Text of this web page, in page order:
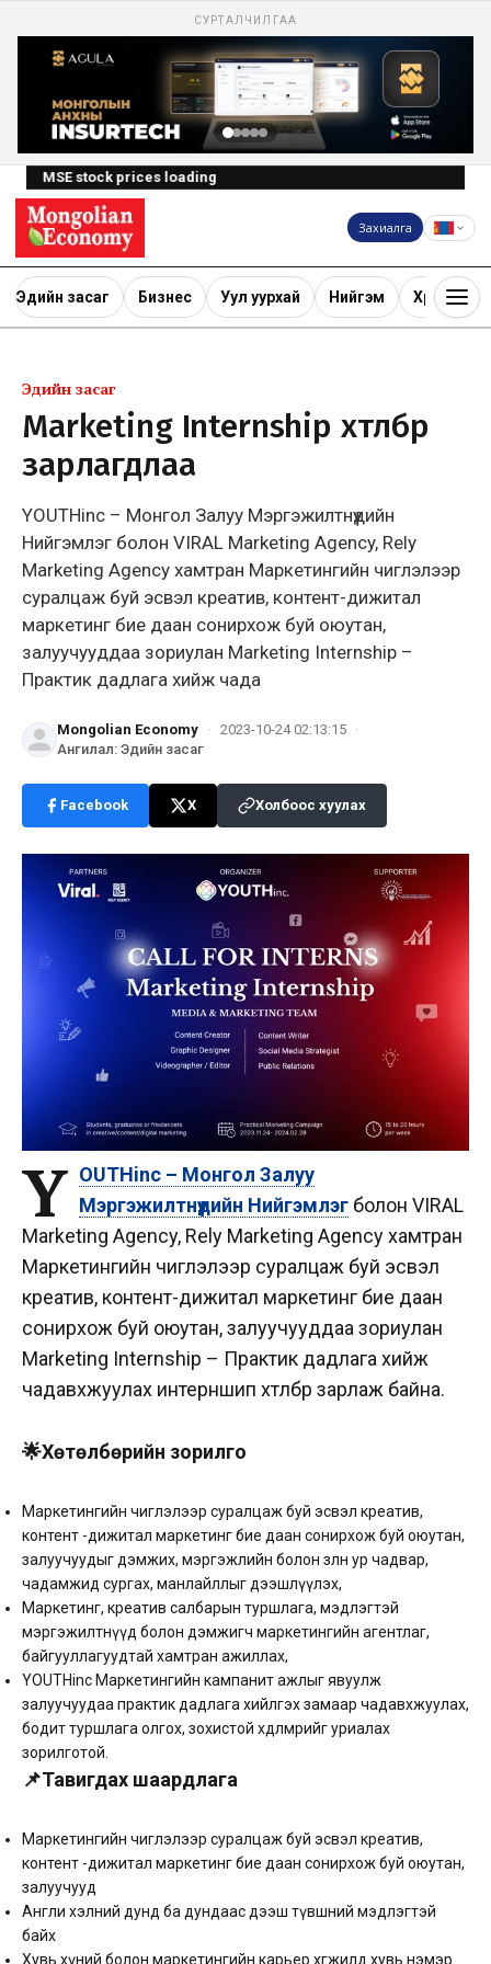
СУРТАЛЧИЛГАА
MSE stock prices loading
Захиалга
Эдийн засаг Бизнес Уул уурхай Нийгэм Хөрөнгө
Эдийн засаг
Marketing Internship хөтөлбөр
зарлагдлаа
YOUTHinc – Монгол Залуу Мэргэжилтнүүдийн
Нийгэмлэг болон VIRAL Marketing Agency, Rely
Marketing Agency хамтран Маркетингийн чиглэлээр
суралцаж буй эсвэл креатив, контент-дижитал
маркетинг бие даан сонирхож буй оюутан,
залуучууддаа зориулан Marketing Internship –
Практик дадлага хийж чада
Mongolian Economy · 2023-10-24 02:13:15 ·
Ангилал: Эдийн засаг
Facebook X Холбоос хуулах
Y OUTHinc – Монгол Залуу
Мэргэжилтнүүдийн Нийгэмлэг болон VIRAL
Marketing Agency, Rely Marketing Agency хамтран
Маркетингийн чиглэлээр суралцаж буй эсвэл
креатив, контент-дижитал маркетинг бие даан
сонирхож буй оюутан, залуучууддаа зориулан
Marketing Internship – Практик дадлага хийж
чадавхжуулах интерншип хөтөлбөрөө зарлаж байна.
🌟Хөтөлбөрийн зорилго
Маркетингийн чиглэлээр суралцаж буй эсвэл креатив,
контент -дижитал маркетинг бие даан сонирхож буй оюутан,
залуучуудыг дэмжих, мэргэжлийн болон зөөлөн ур чадвар,
чадамжид сургах, манлайллыг дээшлүүлэх,
Маркетинг, креатив салбарын туршлага, мэдлэгтэй
мэргэжилтнүүд болон дэмжигч маркетингийн агентлаг,
байгууллагуудтай хамтран ажиллах,
YOUTHinc Маркетингийн кампанит ажлыг явуулж
залуучуудаа практик дадлага хийлгэх замаар чадавхжуулах,
бодит туршлага олгох, зохистой хөдөлмөрийг уриалах
зорилготой.
📌Тавигдах шаардлага
Маркетингийн чиглэлээр суралцаж буй эсвэл креатив,
контент -дижитал маркетинг бие даан сонирхож буй оюутан,
залуучууд
Англи хэлний дунд ба дундаас дээш түвшний мэдлэгтэй
байх
Хувь хүний болон маркетингийн карьер хөгжилдөө хувь нэмэр